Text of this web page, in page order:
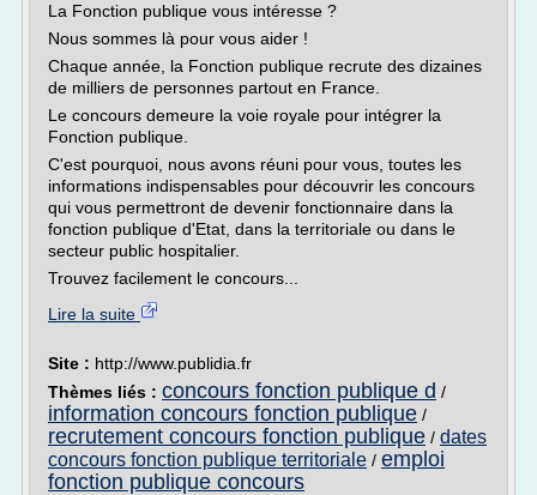
La Fonction publique vous intéresse ?
Nous sommes là pour vous aider !
Chaque année, la Fonction publique recrute des dizaines
de milliers de personnes partout en France.
Le concours demeure la voie royale pour intégrer la
Fonction publique.
C'est pourquoi, nous avons réuni pour vous, toutes les
informations indispensables pour découvrir les concours
qui vous permettront de devenir fonctionnaire dans la
fonction publique d'Etat, dans la territoriale ou dans le
secteur public hospitalier.
Trouvez facilement le concours...
Lire la suite
Site : http://www.publidia.fr
Thèmes liés : concours fonction publique d /
information concours fonction publique /
recrutement concours fonction publique / dates
concours fonction publique territoriale / emploi
fonction publique concours